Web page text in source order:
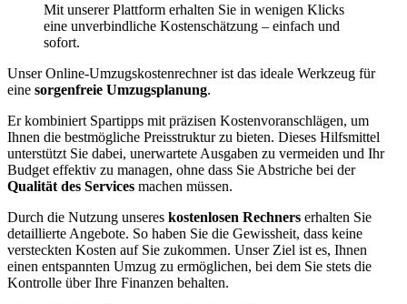
Mit unserer Plattform erhalten Sie in wenigen Klicks
eine unverbindliche Kostenschätzung – einfach und
sofort.
Unser Online-Umzugskostenrechner ist das ideale Werkzeug für
eine sorgenfreie Umzugsplanung.
Er kombiniert Spartipps mit präzisen Kostenvoranschlägen, um
Ihnen die bestmögliche Preisstruktur zu bieten. Dieses Hilfsmittel
unterstützt Sie dabei, unerwartete Ausgaben zu vermeiden und Ihr
Budget effektiv zu managen, ohne dass Sie Abstriche bei der
Qualität des Services machen müssen.
Durch die Nutzung unseres kostenlosen Rechners erhalten Sie
detaillierte Angebote. So haben Sie die Gewissheit, dass keine
versteckten Kosten auf Sie zukommen. Unser Ziel ist es, Ihnen
einen entspannten Umzug zu ermöglichen, bei dem Sie stets die
Kontrolle über Ihre Finanzen behalten.